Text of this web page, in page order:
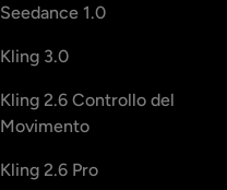
Seedance 1.0
Kling 3.0
Kling 2.6 Controllo del
Movimento
Kling 2.6 Pro